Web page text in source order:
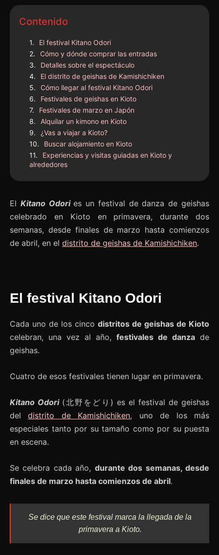
Contenido
El festival Kitano Odori
Cómo y dónde comprar las entradas
Detalles sobre el espectáculo
El distrito de geishas de Kamishichiken
Cómo llegar al festival Kitano Odori
Festivales de geishas en Kioto
Festivales de marzo en Japón
Alquilar un kimono en Kioto
¿Vas a viajar a Kioto?
Buscar alojamiento en Kioto
Experiencias y visitas guiadas en Kioto y
alrededores
El Kitano Odories un festival de danza de geishas
celebrado en Kioto en primavera, durante dos
semanas, desde finales de marzo hasta comienzos
de abril, en el distrito de geishas de Kamishichiken.
El festival Kitano Odori
Cada uno de los cinco distritos de geishas de Kioto
celebran, una vez al año, festivales de danza de
geishas.
Cuatro de esos festivales tienen lugar en primavera.
Kitano Odori (北野をどり) es el festival de geishas
deldistrito de Kamishichiken, uno de los más
especiales tanto por su tamaño como por su puesta
en escena.
Se celebra cada año, durante dos semanas, desde
finales de marzo hasta comienzos de abril.
Se dice que este festival marca la llegada de la
primavera a Kioto.